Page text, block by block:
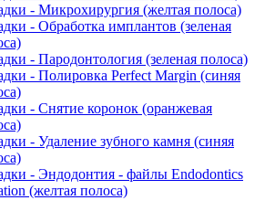
- Микрохирургия (желтая полоса)
- Обработка имплантов (зеленая
- Пародонтология (зеленая полоса)
- Полировка Perfect Margin (синяя
- Снятие коронок (оранжевая
- Удаление зубного камня (синяя
- Эндодонтия - файлы Endodontics
(желтая полоса)